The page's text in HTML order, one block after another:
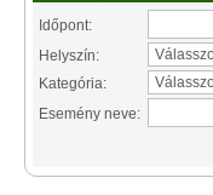
Időpont:
Helyszín:
Kategória:
Esemény neve: